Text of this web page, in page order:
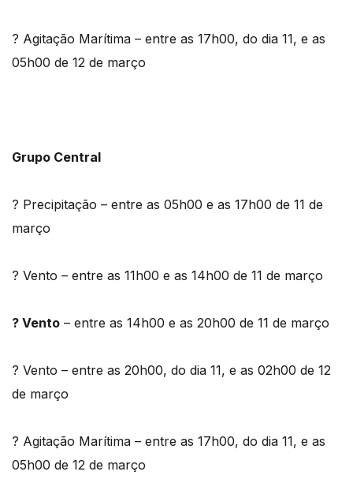
? Agitação Marítima – entre as 17h00, do dia 11, e as
05h00 de 12 de março
Grupo Central
? Precipitação – entre as 05h00 e as 17h00 de 11 de
março
? Vento – entre as 11h00 e as 14h00 de 11 de março
? Vento – entre as 14h00 e as 20h00 de 11 de março
? Vento – entre as 20h00, do dia 11, e as 02h00 de 12
de março
? Agitação Marítima – entre as 17h00, do dia 11, e as
05h00 de 12 de março